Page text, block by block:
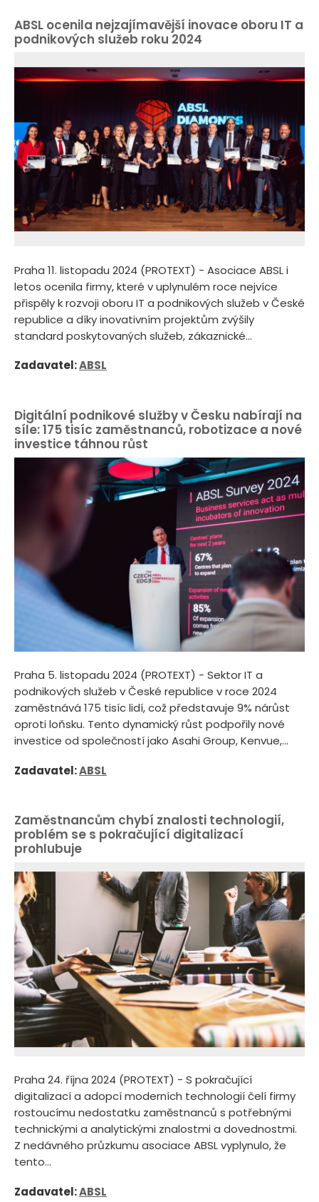
ABSL ocenila nejzajímavější inovace oboru IT a
podnikových služeb roku 2024
Praha 11. listopadu 2024 (PROTEXT) - Asociace ABSL i
letos ocenila firmy, které v uplynulém roce nejvíce
přispěly k rozvoji oboru IT a podnikových služeb v České
republice a díky inovativním projektům zvýšily
standard poskytovaných služeb, zákaznické...
Zadavatel:ABSL
Digitální podnikové služby v Česku nabírají na
síle: 175 tisíc zaměstnanců, robotizace a nové
investice táhnou růst
Praha 5. listopadu 2024 (PROTEXT) - Sektor IT a
podnikových služeb v České republice v roce 2024
zaměstnává 175 tisíc lidí, což představuje 9% nárůst
oproti loňsku. Tento dynamický růst podpořily nové
investice od společností jako Asahi Group, Kenvue,...
Zadavatel:ABSL
Zaměstnancům chybí znalosti technologií,
problém se s pokračující digitalizací
prohlubuje
Praha 24. října 2024 (PROTEXT) - S pokračující
digitalizací a adopcí moderních technologií čelí firmy
rostoucímu nedostatku zaměstnanců s potřebnými
technickými a analytickými znalostmi a dovednostmi.
Z nedávného průzkumu asociace ABSL vyplynulo, že
tento...
Zadavatel:ABSL